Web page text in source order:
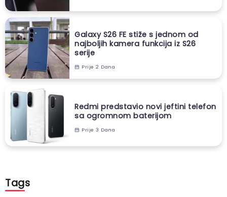
Galaxy S26 FE stiže s jednom od
najboljih kamera funkcija iz S26
serije
Prije 2 Dana
Redmi predstavio novi jeftini telefon
sa ogromnom baterijom
Prije 3 Dana
Tags